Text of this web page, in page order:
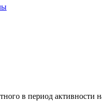
в период активности